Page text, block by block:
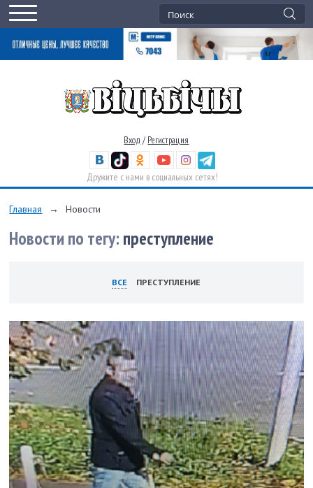
Вход / Регистрация
Дружите с нами в социальных сетях!
Главная → Новости
Новости по тегу: преступление
ВСЕ ПРЕСТУПЛЕНИЕ